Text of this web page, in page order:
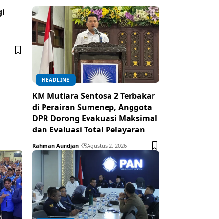
HEADLINE
KM Mutiara Sentosa 2 Terbakar
di Perairan Sumenep, Anggota
DPR Dorong Evakuasi Maksimal
dan Evaluasi Total Pelayaran
Rahman Aundjan Agustus 2, 2026